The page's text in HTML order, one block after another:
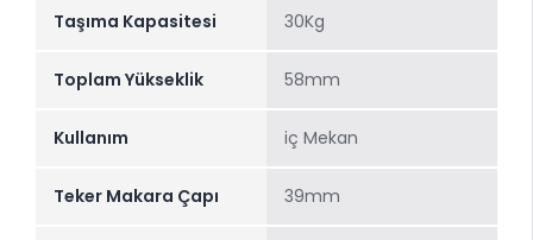
Taşıma Kapasitesi 30Kg
Toplam Yükseklik 58mm
Kullanım iç Mekan
Teker Makara Çapı 39mm